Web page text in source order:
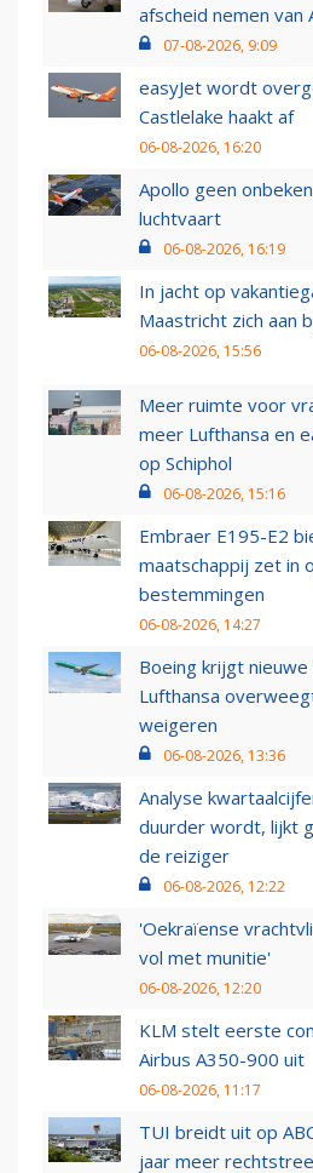
afscheid nemen
07-08-2026, 9:09
easyJet wordt
Castlelake haakt af
06-08-2026, 16:20
Apollo geen
luchtvaart
06-08-2026, 16:19
In jacht op
Maastricht zich aan
06-08-2026, 15:56
Meer ruimte voor
meer Lufthansa en
op Schiphol
06-08-2026, 15:16
Embraer E195-E2
maatschappij zet in
bestemmingen
06-08-2026, 14:27
Boeing krijgt
Lufthansa
weigeren
06-08-2026, 13:36
Analyse
duurder wordt, lijkt
de reiziger
06-08-2026, 12:22
'Oekraïense
vol met munitie'
06-08-2026, 12:20
KLM stelt eerste
Airbus A350-900 uit
06-08-2026, 11:17
TUI breidt uit op
jaar meer